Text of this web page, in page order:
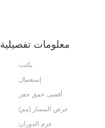
معلومات تفصيلية
يكتب:
إستعمال:
أقصى عمق حفر:
عرض المسار (مم):
عزم الدوران: